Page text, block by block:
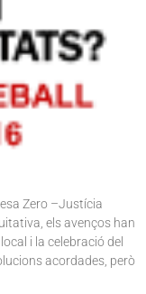
Zero –Justícia
els avenços han
i la celebració del
acordades, però